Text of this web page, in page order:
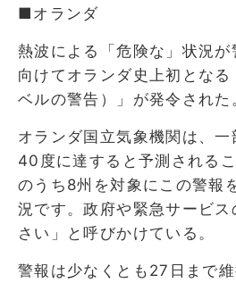
■オランダ
熱波による「危険な」状況
向けてオランダ史上初とな
ベルの警告）」が発令された
オランダ国立気象機関は、
40度に達すると予測される
のうち8州を対象にこの警報
況です。政府や緊急サービ
さい」と呼びかけている。
警報は少なくとも27日まで維